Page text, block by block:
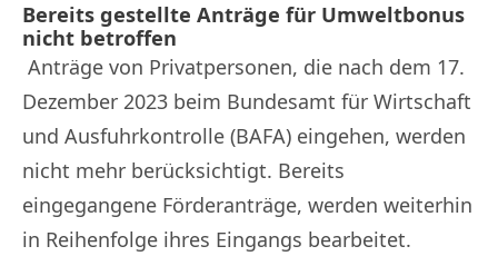
Bereits gestellte Anträge für Umweltbonus
nicht betroffen
Anträge von Privatpersonen, die nach dem 17.
Dezember 2023 beim Bundesamt für Wirtschaft
und Ausfuhrkontrolle (BAFA) eingehen, werden
nicht mehr berücksichtigt. Bereits
eingegangene Förderanträge, werden weiterhin
in Reihenfolge ihres Eingangs bearbeitet.